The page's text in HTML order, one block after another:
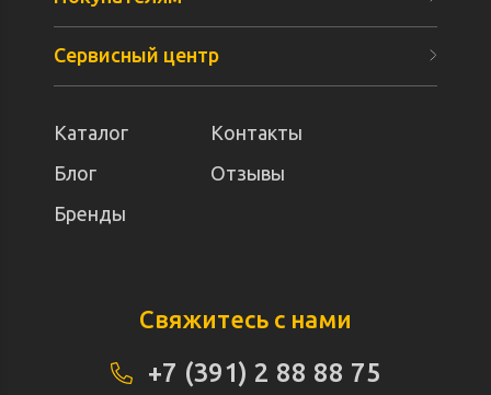
Сервисный центр
Каталог
Контакты
Блог
Отзывы
Бренды
Свяжитесь с нами
+7 (391) 2 88 88 75